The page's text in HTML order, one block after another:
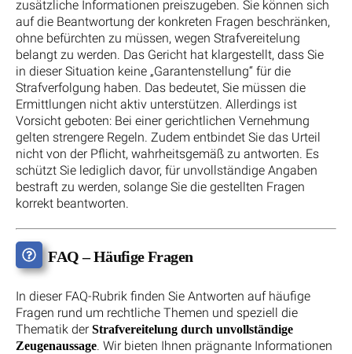
zusätzliche Informationen preiszugeben. Sie können sich
auf die Beantwortung der konkreten Fragen beschränken,
ohne befürchten zu müssen, wegen Strafvereitelung
belangt zu werden. Das Gericht hat klargestellt, dass Sie
in dieser Situation keine „Garantenstellung“ für die
Strafverfolgung haben. Das bedeutet, Sie müssen die
Ermittlungen nicht aktiv unterstützen. Allerdings ist
Vorsicht geboten: Bei einer gerichtlichen Vernehmung
gelten strengere Regeln. Zudem entbindet Sie das Urteil
nicht von der Pflicht, wahrheitsgemäß zu antworten. Es
schützt Sie lediglich davor, für unvollständige Angaben
bestraft zu werden, solange Sie die gestellten Fragen
korrekt beantworten.
FAQ – Häufige Fragen
In dieser FAQ-Rubrik finden Sie Antworten auf häufige
Fragen rund um rechtliche Themen und speziell die
Thematik der Strafvereitelung durch unvollständige
Zeugenaussage. Wir bieten Ihnen prägnante Informationen